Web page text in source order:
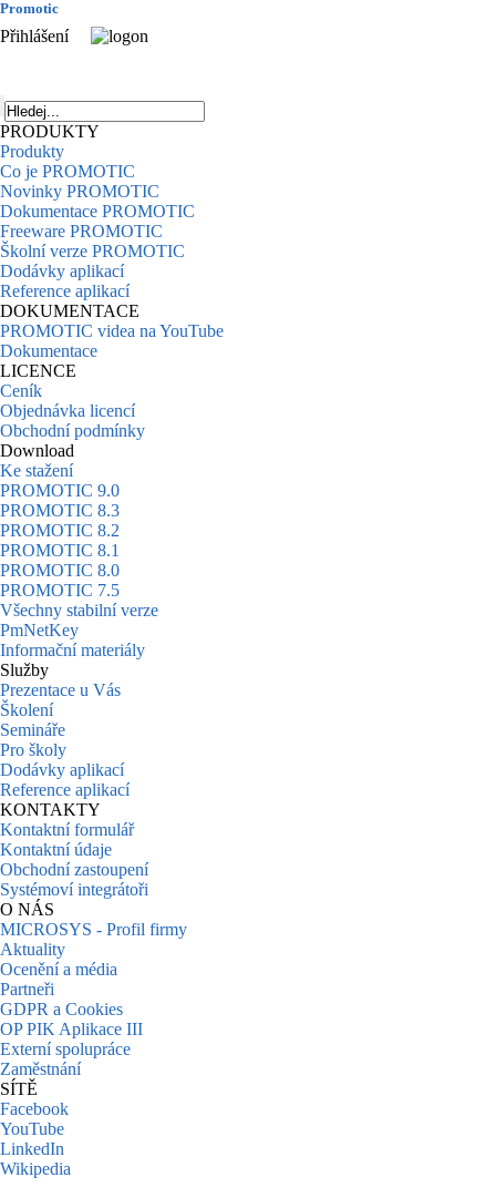
Promotic
Přihlášení
PRODUKTY
Produkty
Co je PROMOTIC
Novinky PROMOTIC
Dokumentace PROMOTIC
Freeware PROMOTIC
Školní verze PROMOTIC
Dodávky aplikací
Reference aplikací
DOKUMENTACE
PROMOTIC videa na YouTube
Dokumentace
LICENCE
Ceník
Objednávka licencí
Obchodní podmínky
Download
Ke stažení
PROMOTIC 9.0
PROMOTIC 8.3
PROMOTIC 8.2
PROMOTIC 8.1
PROMOTIC 8.0
PROMOTIC 7.5
Všechny stabilní verze
PmNetKey
Informační materiály
Služby
Prezentace u Vás
Školení
Semináře
Pro školy
Dodávky aplikací
Reference aplikací
KONTAKTY
Kontaktní formulář
Kontaktní údaje
Obchodní zastoupení
Systémoví integrátoři
O NÁS
MICROSYS - Profil firmy
Aktuality
Ocenění a média
Partneři
GDPR a Cookies
OP PIK Aplikace III
Externí spolupráce
Zaměstnání
SÍTĚ
Facebook
YouTube
LinkedIn
Wikipedia